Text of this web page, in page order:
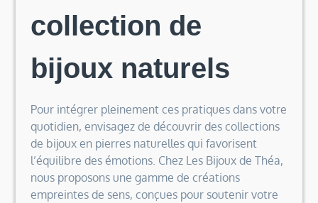
collection de
bijoux naturels
Pour intégrer pleinement ces pratiques dans votre
quotidien, envisagez de découvrir des collections
de bijoux en pierres naturelles qui favorisent
l’équilibre des émotions. Chez Les Bijoux de Théa,
nous proposons une gamme de créations
empreintes de sens, conçues pour soutenir votre